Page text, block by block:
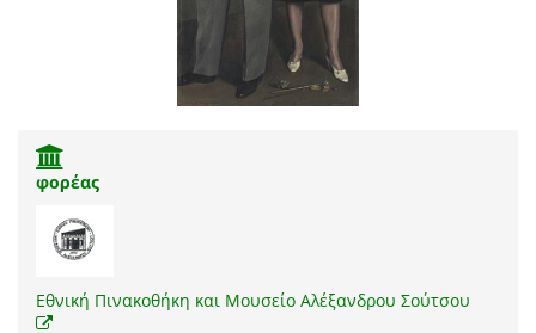
φορέας
Εθνική Πινακοθήκη και Μουσείο Αλέξανδρου Σούτσου